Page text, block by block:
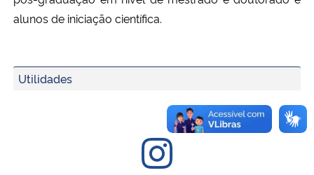
alunos de iniciação científica.
Utilidades